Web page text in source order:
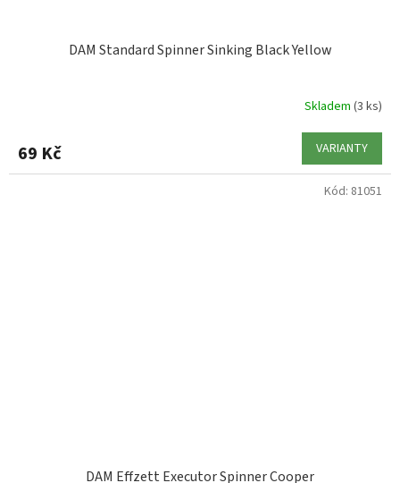
DAM Standard Spinner Sinking Black Yellow
Skladem (3 ks)
69 Kč VARIANTY
DAM Effzett Executor Spinner Cooper
Kód: 81051